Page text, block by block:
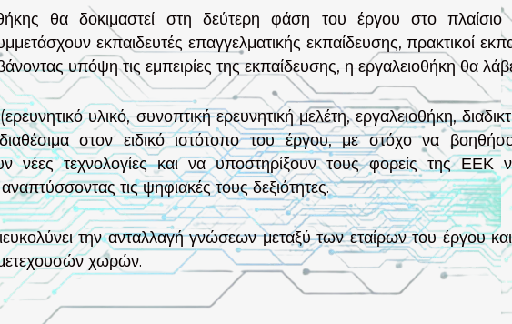
θα δοκιμαστεί στη δεύτερη φάση του έργου στο πλαίσιο
εκπαιδευτές επαγγελματικής εκπαίδευσης, πρακτικοί
υπόψη τις εμπειρίες της εκπαίδευσης, η εργαλειοθήκη θα
υλικό, συνοπτική ερευνητική μελέτη, εργαλειοθήκη,
στον ειδικό ιστότοπο του έργου, με στόχο να
νέες τεχνολογίες και να υποστηρίξουν τους φορείς της ΕΕΚ
τις ψηφιακές τους δεξιότητες.
την ανταλλαγή γνώσεων μεταξύ των εταίρων του έργου
χωρών.